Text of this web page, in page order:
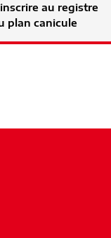
au registre
plan canicule